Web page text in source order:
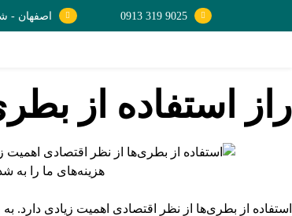
9025 319 0913 اصفهان -
راز استفاده از
استفاده از بطری‌ها از نظر اقتصادی اهمیت زیادی دارد.